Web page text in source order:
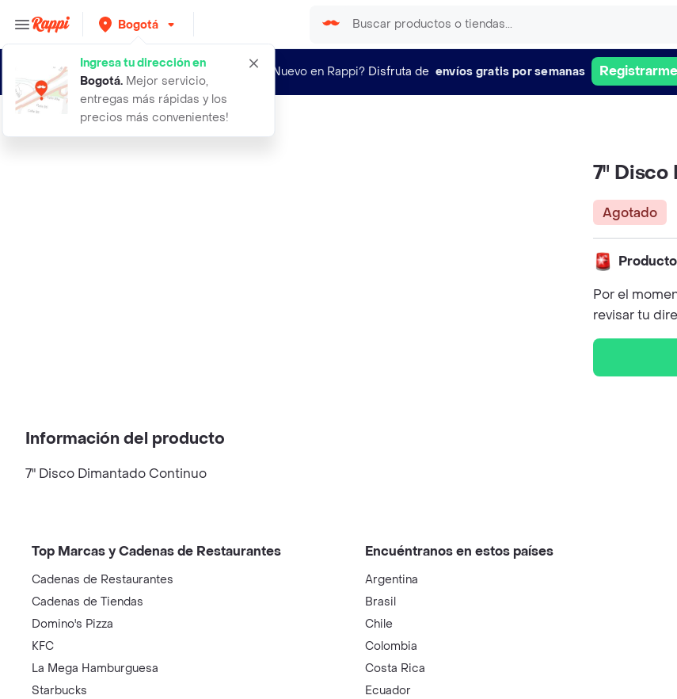
Bogotá
Ingresa tu dirección en
Bogotá. Mejor servicio,
entregas más rápidas y los
precios más convenientes!
¿Nuevo en Rappi? Disfruta de envíos gratis por semanas Registrarme
7 disco dimantado continuo
7" Disco
Agotado
Por el
revisar tu
Información del producto
7" Disco Dimantado Continuo
Top Marcas y Cadenas de Restaurantes
Cadenas de Restaurantes
Cadenas de Tiendas
Domino's Pizza
KFC
La Mega Hamburguesa
Starbucks
Encuéntranos en estos países
Argentina
Brasil
Chile
Colombia
Costa Rica
Ecuador